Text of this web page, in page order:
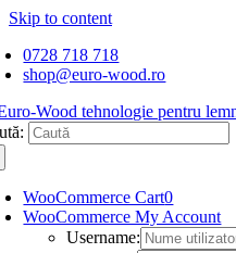
Skip to content
0728 718 718
shop@euro-wood.ro
WooCommerce Cart0
WooCommerce My Account
Username: